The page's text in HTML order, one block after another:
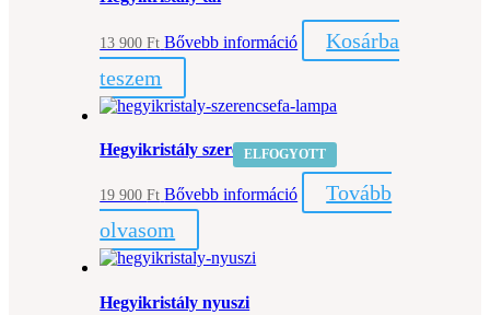
13 900Ft Bővebb információ
Kosárba
teszem
ELFOGYOTT
Hegyikristály szerencsefa lámpa
19 900Ft Bővebb információ
Tovább
olvasom
Hegyikristály nyuszi